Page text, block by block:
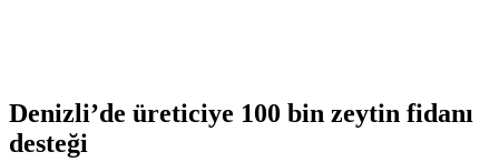
Denizli’de üreticiye 100 bin zeytin fidanı
desteği